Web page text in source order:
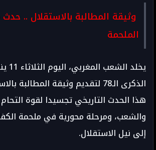
وثيقة المطالبة بالاستقلال ..
الملحمة
الذكرى الـ78 لتقديم وثيقة المطالبة
هذا الحدث التاريخي تجسيدا لقوة
والشعب، ومرحلة محورية في ملحمة
إلى نيل الاستقلال.